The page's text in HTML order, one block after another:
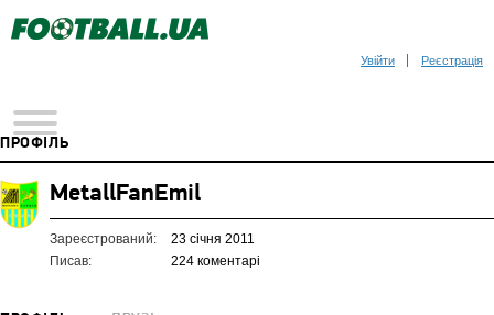
Увійти Реєстрація
ПРОФІЛЬ
MetallFanEmil
Зареєстрований:
23 січня 2011
Писав:
224 коментарі